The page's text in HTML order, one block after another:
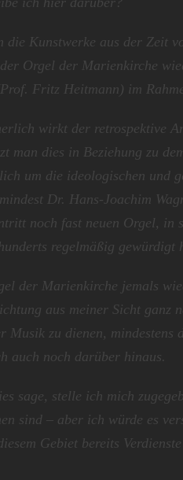
die Kunstwerke aus der Zeit
Orgel der Marienkirche
Fritz Heitmann) im
wirkt der retrospektive
man dies in Beziehung zu
um die ideologischen und
Dr. Hans-Joachim
noch fast neuen Orgel, in
regelmäßig
der Marienkirche jemals
aus meiner Sicht ganz
Musik zu dienen,
auch noch darüber hinaus.
sage, stelle ich mich
sind – aber ich würde es
Gebiet bereits